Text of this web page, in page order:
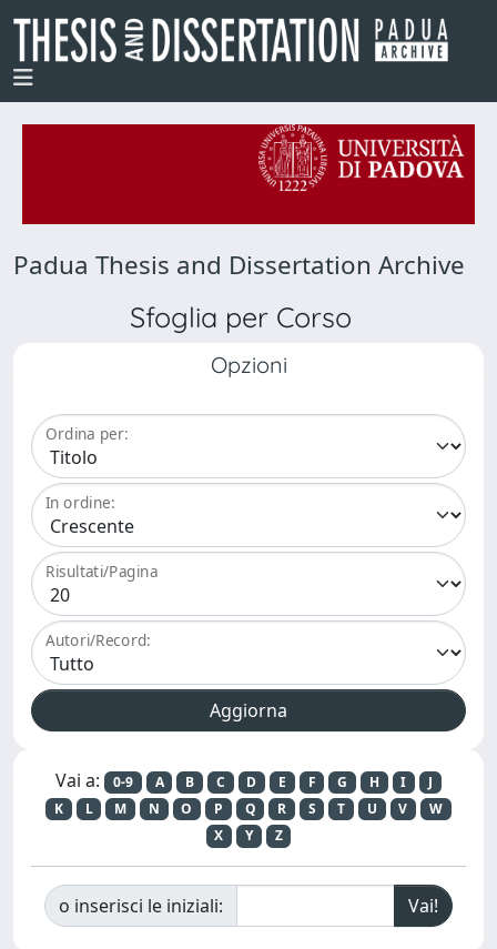
Padua Thesis and Dissertation Archive
Sfoglia per Corso
Opzioni
Ordina per:
In ordine:
Risultati/Pagina
Autori/Record:
Vai a: 0-9 A B C D E F G H I
J
K
L M N O P Q R S T U V
W
X
Y Z
o inserisci le iniziali: